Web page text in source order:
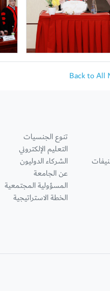
Back to All
تنوع الجنسيات
التعليم الإلكتروني
الشركاء الدوليون
عن الجامعة
المسؤولية المجتمعية
الخطة الاستراتيجية